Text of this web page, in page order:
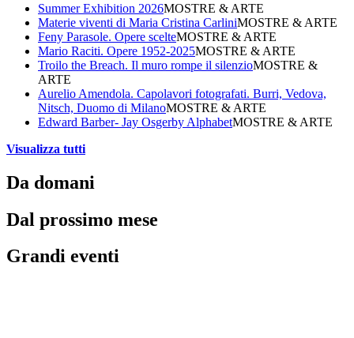
Summer Exhibition 2026MOSTRE & ARTE
Materie viventi di Maria Cristina CarliniMOSTRE & ARTE
Feny Parasole. Opere scelteMOSTRE & ARTE
Mario Raciti. Opere 1952-2025MOSTRE & ARTE
Troilo the Breach. Il muro rompe il silenzioMOSTRE &
ARTE
Aurelio Amendola. Capolavori fotografati. Burri, Vedova,
Nitsch, Duomo di MilanoMOSTRE & ARTE
Edward Barber- Jay Osgerby AlphabetMOSTRE & ARTE
Visualizza tutti
Da domani
Dal prossimo mese
Grandi eventi